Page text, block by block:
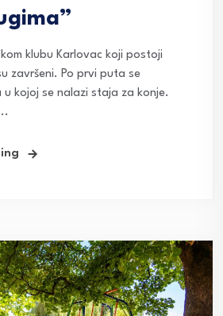
klubu Karlovac koji postoji
završeni. Po prvi puta se
kojoj se nalazi staja za konje.